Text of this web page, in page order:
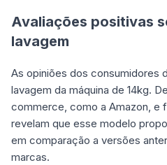
Avaliações positivas
lavagem
As opiniões dos consumidores
lavagem da máquina de 14kg.
commerce, como a Amazon, e
revelam que esse modelo
em comparação a versões
marcas.